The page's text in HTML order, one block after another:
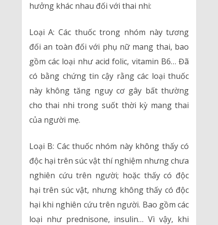
hưởng khác nhau đối với thai nhi:
Loại A: Các thuốc trong nhóm này tương
đối an toàn đối với phụ nữ mang thai, bao
gồm các loại như acid folic, vitamin B6… Đã
có bằng chứng tin cậy rằng các loại thuốc
này không tăng nguy cơ gây bất thường
cho thai nhi trong suốt thời kỳ mang thai
của người mẹ.
Loại B: Các thuốc nhóm này không thấy có
độc hại trên súc vật thí nghiệm nhưng chưa
nghiên cứu trên người; hoặc thấy có độc
hại trên súc vật, nhưng không thấy có độc
hại khi nghiên cứu trên người. Bao gồm các
loại như prednisone, insulin… Vì vậy, khi